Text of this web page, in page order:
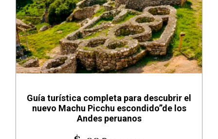
Guía turística completa para descubrir el
nuevo Machu Picchu escondido”de los
Andes peruanos